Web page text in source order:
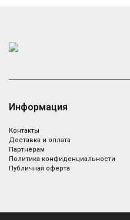
Информация
Контакты
Доставка и оплата
Партнёрам
Политика конфиденциальности
Публичная оферта